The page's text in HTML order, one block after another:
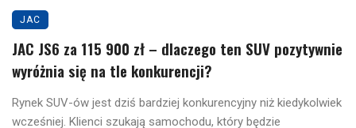
JAC
JAC JS6 za 115 900 zł – dlaczego ten SUV pozytywnie
wyróżnia się na tle konkurencji?
Rynek SUV-ów jest dziś bardziej konkurencyjny niż kiedykolwiek
wcześniej. Klienci szukają samochodu, który będzie